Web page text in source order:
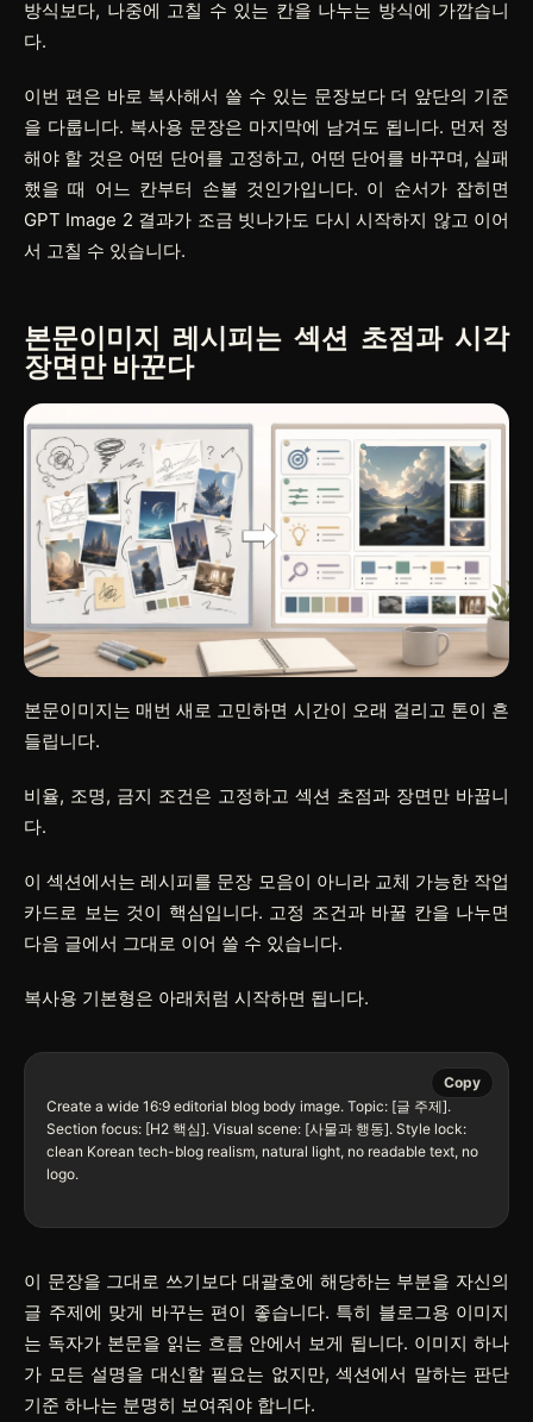
방식보다, 나중에 고칠 수 있는 칸을 나누는 방식에 가깝습니
다.
이번 편은 바로 복사해서 쓸 수 있는 문장보다 더 앞단의 기준
을 다룹니다. 복사용 문장은 마지막에 남겨도 됩니다. 먼저 정
해야 할 것은 어떤 단어를 고정하고, 어떤 단어를 바꾸며, 실패
했을 때 어느 칸부터 손볼 것인가입니다. 이 순서가 잡히면
GPT Image 2 결과가 조금 빗나가도 다시 시작하지 않고 이어
서 고칠 수 있습니다.
본문이미지 레시피는 섹션 초점과 시각
장면만 바꾼다
본문이미지는 매번 새로 고민하면 시간이 오래 걸리고 톤이 흔
들립니다.
비율, 조명, 금지 조건은 고정하고 섹션 초점과 장면만 바꿉니
다.
이 섹션에서는 레시피를 문장 모음이 아니라 교체 가능한 작업
카드로 보는 것이 핵심입니다. 고정 조건과 바꿀 칸을 나누면
다음 글에서 그대로 이어 쓸 수 있습니다.
복사용 기본형은 아래처럼 시작하면 됩니다.
Create a wide 16:9 editorial blog body image. Topic: [글 주제].
Section focus: [H2 핵심]. Visual scene: [사물과 행동]. Style lock:
clean Korean tech-blog realism, natural light, no readable text, no
logo.
Copy
이 문장을 그대로 쓰기보다 대괄호에 해당하는 부분을 자신의
글 주제에 맞게 바꾸는 편이 좋습니다. 특히 블로그용 이미지
는 독자가 본문을 읽는 흐름 안에서 보게 됩니다. 이미지 하나
가 모든 설명을 대신할 필요는 없지만, 섹션에서 말하는 판단
기준 하나는 분명히 보여줘야 합니다.